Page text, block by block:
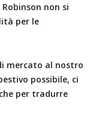
non si
per le
mercato al nostro
possibile, ci
per tradurre